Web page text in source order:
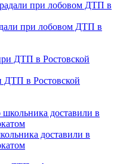
при лобовом ДТП в
ДТП в Ростовской
доставили в